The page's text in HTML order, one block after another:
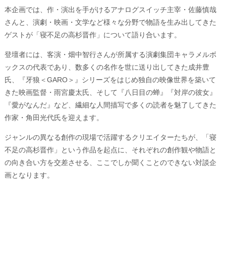
本企画では、作・演出を手がけるアナログスイッチ主宰・佐藤慎哉
さんと、演劇・映画・文学など様々な分野で物語を生み出してきた
ゲストが「寝不足の高杉晋作」について語り合います。
登壇者には、客演・畑中智行さんが所属する演劇集団キャラメルボ
ックスの代表であり、数多くの名作を世に送り出してきた成井豊
氏、『牙狼＜GARO＞』シリーズをはじめ独自の映像世界を築いて
きた映画監督・雨宮慶太氏、そして『八日目の蝉』『対岸の彼女』
『愛がなんだ』など、繊細な人間描写で多くの読者を魅了してきた
作家・角田光代氏を迎えます。
ジャンルの異なる創作の現場で活躍するクリエイターたちが、「寝
不足の高杉晋作」という作品を起点に、それぞれの創作観や物語と
の向き合い方を交差させる、ここでしか聞くことのできない対談企
画となります。